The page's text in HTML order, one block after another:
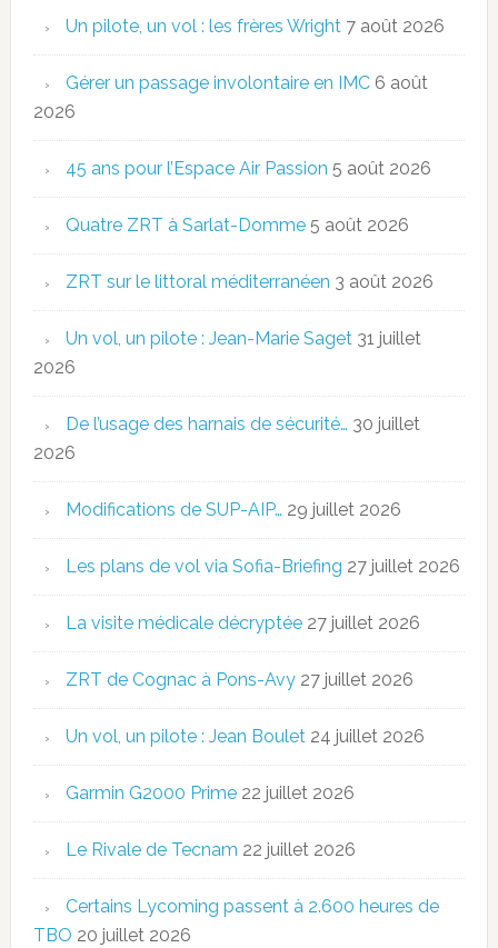
Un pilote, un vol : les frères Wright 7 août 2026
Gérer un passage involontaire en IMC 6 août
2026
45 ans pour l’Espace Air Passion 5 août 2026
Quatre ZRT à Sarlat-Domme 5 août 2026
ZRT sur le littoral méditerranéen 3 août 2026
Un vol, un pilote : Jean-Marie Saget 31 juillet
2026
De l’usage des harnais de sécurité… 30 juillet
2026
Modifications de SUP-AIP… 29 juillet 2026
Les plans de vol via Sofia-Briefing 27 juillet 2026
La visite médicale décryptée 27 juillet 2026
ZRT de Cognac à Pons-Avy 27 juillet 2026
Un vol, un pilote : Jean Boulet 24 juillet 2026
Garmin G2000 Prime 22 juillet 2026
Le Rivale de Tecnam 22 juillet 2026
Certains Lycoming passent à 2.600 heures de
TBO 20 juillet 2026